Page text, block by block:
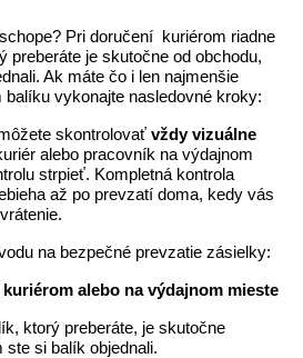
Pri doručení kuriérom riadne
preberáte je skutočne od obchodu,
Ak máte čo i len najmenšie
balíku vykonajte nasledovné kroky:
skontrolovať vždy vizuálne
alebo pracovník na výdajnom
strpieť. Kompletná kontrola
až po prevzatí doma, kedy vás
na bezpečné prevzatie zásielky:
alebo na výdajnom mieste
ktorý preberáte, je skutočne
si balík objednali.